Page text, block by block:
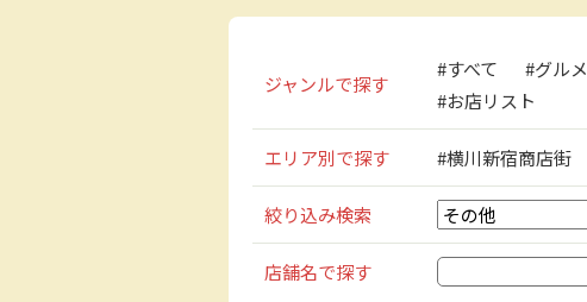
ジャンルで探す
#すべて #グルメ
#お店リスト
エリア別で探す #横川新宿商店街
絞り込み検索
店舗名で探す